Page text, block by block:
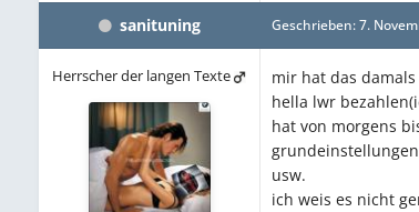
sanituning
Herrscher der langen Texte
Geschrieben:7.
mir hat das
hella lwr
hat von morgens
usw.
ich weis es nicht